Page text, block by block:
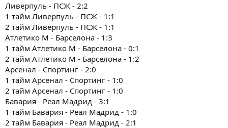
Ливерпуль - ПСЖ - 2:2
1 тайм Ливерпуль - ПСЖ - 1:1
2 тайм Ливерпуль - ПСЖ - 1:1
Атлетико М - Барселона - 1:3
1 тайм Атлетико М - Барселона - 0:1
2 тайм Атлетико М - Барселона - 1:2
Арсенал - Спортинг - 2:0
1 тайм Арсенал - Спортинг - 1:0
2 тайм Арсенал - Спортинг - 1:0
Бавария - Реал Мадрид - 3:1
1 тайм Бавария - Реал Мадрид - 1:0
2 тайм Бавария - Реал Мадрид - 2:1